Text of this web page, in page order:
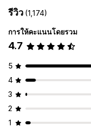
รีวิว (1,174)
การให้คะแนนโดยรวม
4.7
5
4
3
2
1